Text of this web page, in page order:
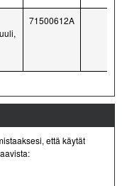
71500612A
että käytät